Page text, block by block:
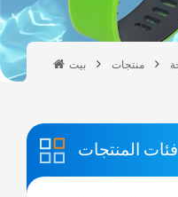
بيت منتجات
فئات المنتجات